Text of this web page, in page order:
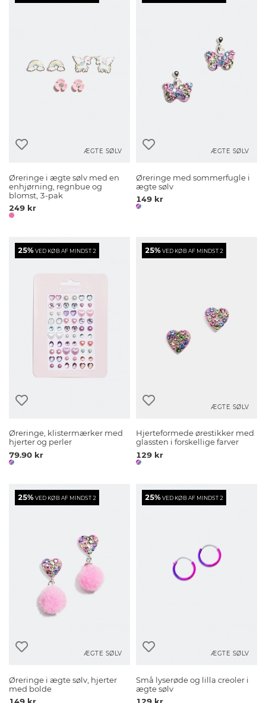
ÆGTE SØLV
Øreringe i ægte sølv med en
enhjørning, regnbue og
blomst, 3-pak
249 kr
ÆGTE SØLV
Øreringe med sommerfugle i
ægte sølv
149 kr
25%VED KØB AF MINDST 2
Øreringe, klistermærker med
hjerter og perler
79.90 kr
25%VED KØB AF MINDST 2
ÆGTE SØLV
Hjerteformede ørestikker med
glassten i forskellige farver
129 kr
25%VED KØB AF MINDST 2
ÆGTE SØLV
Øreringe i ægte sølv, hjerter
med bolde
25%VED KØB AF MINDST 2
ÆGTE SØLV
Små lyserøde og lilla creoler i
ægte sølv